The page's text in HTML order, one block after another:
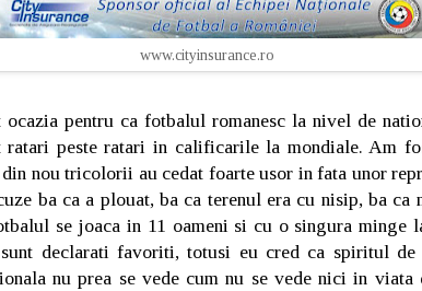
www.cityinsurance.ro
pentru ca fotbalul romanesc la nivel de
ratari peste ratari in calificarile la mondiale. Am
nou tricolorii au cedat foarte usor in fata unor
ba ca a plouat, ba ca terenul era cu nisip, ba ca
se joaca in 11 oameni si cu o singura minge
declarati favoriti, totusi eu cred ca spiritul de
nu prea se vede cum nu se vede nici in